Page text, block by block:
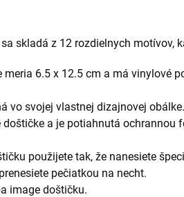
skladá z 12 rozdielnych motívov,
meria 6.5 x 12.5 cm a má vinylové
vo svojej vlastnej dizajnovej obálke.
a je potiahnutá ochrannou
použijete tak, že nanesiete
pečiatkou na necht.
image doštičku.